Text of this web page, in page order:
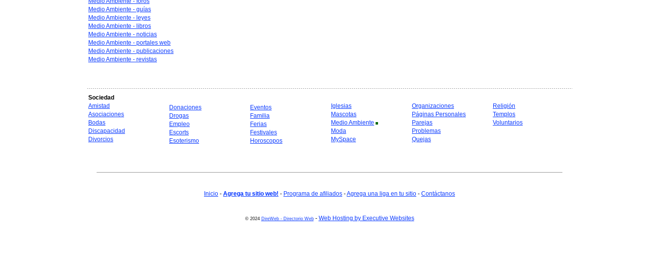
Medio Ambiente - guías
Medio Ambiente - leyes
Medio Ambiente - libros
Medio Ambiente - noticias
Medio Ambiente - portales web
Medio Ambiente - publicaciones
Medio Ambiente - revistas
Sociedad
Amistad
Asociaciones
Bodas
Discapacidad
Divorcios
Donaciones
Drogas
Empleo
Escorts
Esoterismo
Eventos
Familia
Ferias
Festivales
Horoscopos
Iglesias
Mascotas
Medio Ambiente
Moda
MySpace
Organizaciones
Páginas Personales
Parejas
Problemas
Quejas
Religión
Templos
Voluntarios
Inicio - Agrega tu sitio web! - Programa de afiliados -Agrega una liga en tu sitio - Contáctanos
© 2024 DireWeb - Directorio Web- Web Hosting by Executive Websites